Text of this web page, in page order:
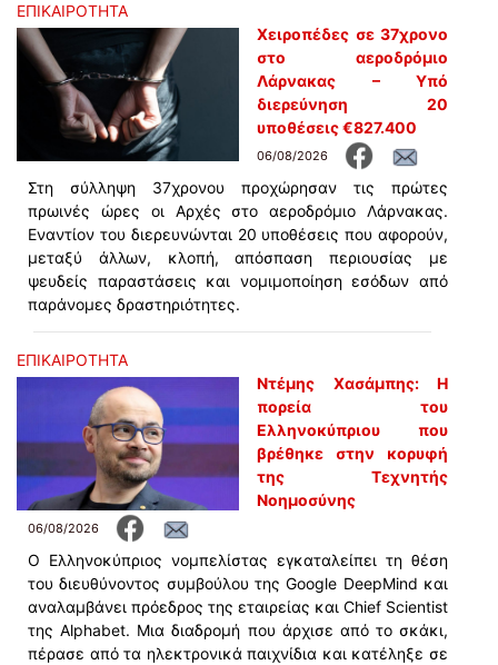
ΕΠΙΚΑΙΡΟΤΗΤΑ
Χειροπέδες σε 37χρονο
στο αεροδρόμιο
Λάρνακας – Υπό
διερεύνηση 20
υποθέσεις €827.400
06/08/2026
Στη σύλληψη 37χρονου προχώρησαν τις πρώτες
πρωινές ώρες οι Αρχές στο αεροδρόμιο Λάρνακας.
Εναντίον του διερευνώνται 20 υποθέσεις που αφορούν,
μεταξύ άλλων, κλοπή, απόσπαση περιουσίας με
ψευδείς παραστάσεις και νομιμοποίηση εσόδων από
παράνομες δραστηριότητες.
ΕΠΙΚΑΙΡΟΤΗΤΑ
Ντέμης Χασάμπης: Η
πορεία του
Ελληνοκύπριου που
βρέθηκε στην κορυφή
της Τεχνητής
Νοημοσύνης
06/08/2026
Ο Ελληνοκύπριος νομπελίστας εγκαταλείπει τη θέση
του διευθύνοντος συμβούλου της Google DeepMind και
αναλαμβάνει πρόεδρος της εταιρείας και Chief Scientist
της Alphabet. Μια διαδρομή που άρχισε από το σκάκι,
πέρασε από τα ηλεκτρονικά παιχνίδια και κατέληξε σε